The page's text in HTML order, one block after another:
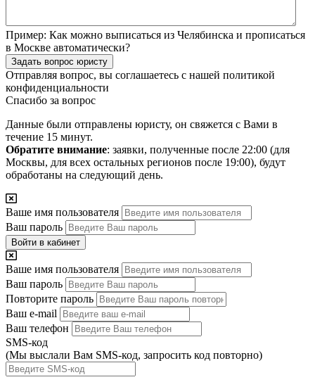
Пример: Как можно выписаться из Челябинска и прописаться
в Москве автоматически?
Задать вопрос юристу
Отправляя вопрос, вы соглашаетесь с нашей политикой
конфиденциальности
Спасибо за вопрос
Данные были отправлены юристу, он свяжется с Вами в
течение 15 минут.
Обратите внимание: заявки, полученные после 22:00 (для
Москвы, для всех остальных регионов после 19:00), будут
обработаны на следующий день.
Ваше имя пользователя
Ваш пароль
Войти в кабинет
Ваше имя пользователя
Ваш пароль
Повторите пароль
Ваш e-mail
Ваш телефон
SMS-код
(Мы выслали Вам SMS-код, запросить код повторно)